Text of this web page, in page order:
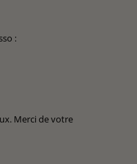
:
Merci de votre